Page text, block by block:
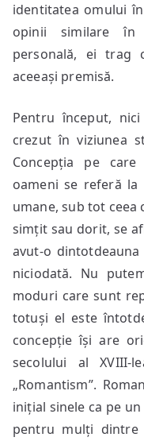
identitatea omului
opinii similare în
personală, ei trag
aceeași premisă.
Pentru început,
crezut în viziunea
Concepția pe
oameni se referă
umane, sub tot ceea
simțit sau dorit, se
avut-o
niciodată. Nu
moduri care sunt
totuși el este
concepție își are
secolului al XVIII-
„Romantism”.
inițial sinele ca pe
pentru mulți dintre